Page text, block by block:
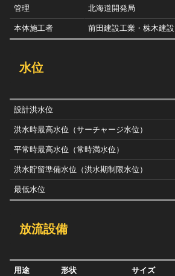
管理 北海道開発局
本体施工者 前田建設工業・株木建設
水位
設計洪水位
洪水時最高水位（サーチャージ水位）
平常時最高水位（常時満水位）
洪水貯留準備水位（洪水期制限水位）
最低水位
放流設備
用途 形状 サイズ